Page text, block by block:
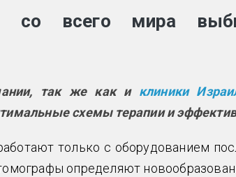
со всего мира
так же как и клиники
схемы терапии и
только с оборудованием
определяют